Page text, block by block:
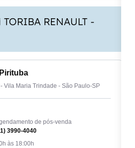
RENAULT -
Vila Maria Trindade - São Paulo-SP
de pós-venda
3990-4040
às 18:00h